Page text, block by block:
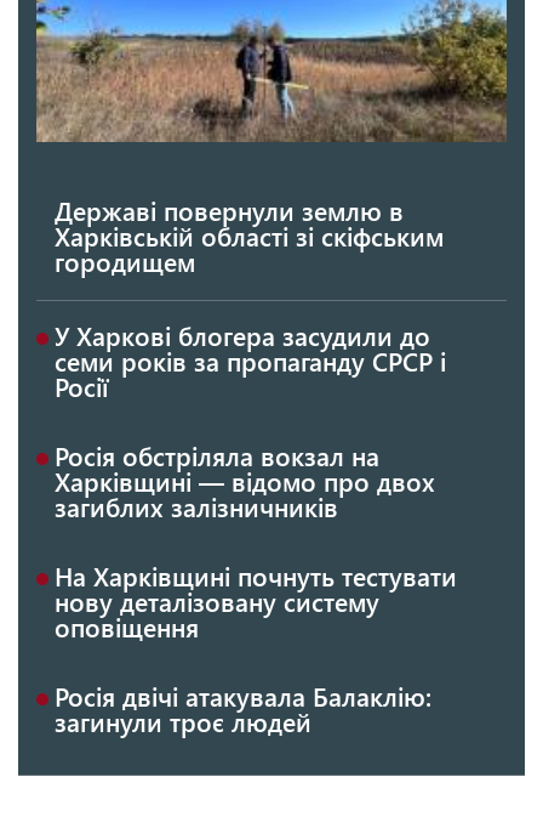
Державі повернули землю в
Харківській області зі скіфським
городищем
У Харкові блогера засудили до
семи років за пропаганду СРСР і
Росії
Росія обстріляла вокзал на
Харківщині — відомо про двох
загиблих залізничників
На Харківщині почнуть тестувати
нову деталізовану систему
оповіщення
Росія двічі атакувала Балаклію:
загинули троє людей